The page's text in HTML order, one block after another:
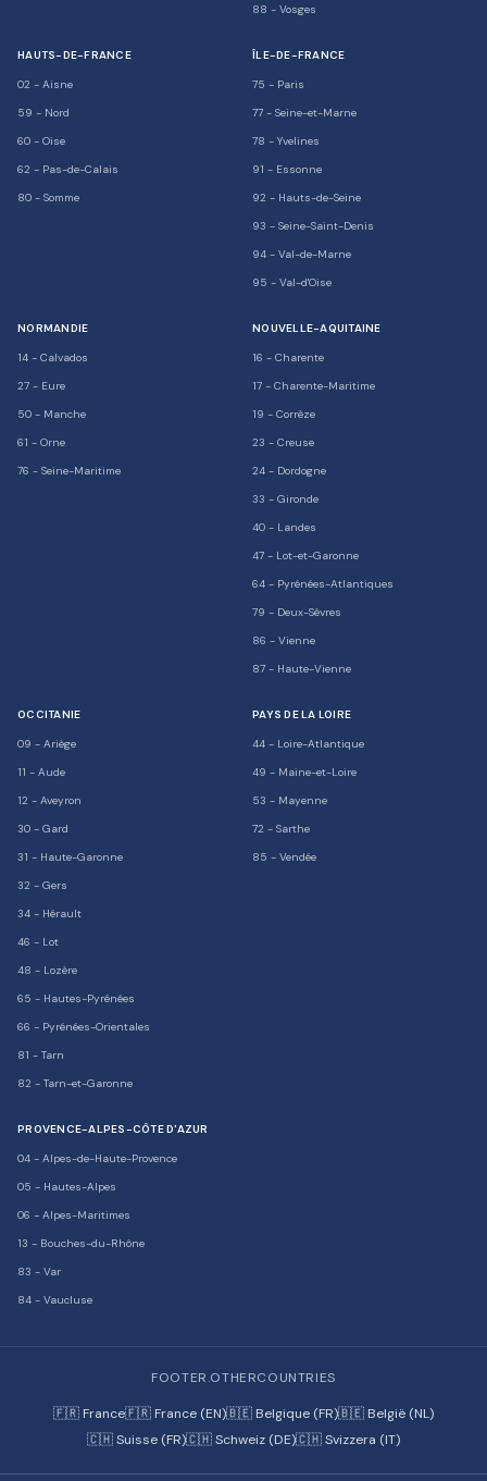
88 - Vosges
HAUTS-DE-FRANCE
02 - Aisne
59 - Nord
60 - Oise
62 - Pas-de-Calais
80 - Somme
ÎLE-DE-FRANCE
75 - Paris
77 - Seine-et-Marne
78 - Yvelines
91 - Essonne
92 - Hauts-de-Seine
93 - Seine-Saint-Denis
94 - Val-de-Marne
95 - Val-d'Oise
NORMANDIE
14 - Calvados
27 - Eure
50 - Manche
61 - Orne
76 - Seine-Maritime
NOUVELLE-AQUITAINE
16 - Charente
17 - Charente-Maritime
19 - Corrèze
23 - Creuse
24 - Dordogne
33 - Gironde
40 - Landes
47 - Lot-et-Garonne
64 - Pyrénées-Atlantiques
79 - Deux-Sèvres
86 - Vienne
87 - Haute-Vienne
OCCITANIE
09 - Ariège
11 - Aude
12 - Aveyron
30 - Gard
31 - Haute-Garonne
32 - Gers
34 - Hérault
46 - Lot
48 - Lozère
65 - Hautes-Pyrénées
66 - Pyrénées-Orientales
81 - Tarn
82 - Tarn-et-Garonne
PAYS DE LA LOIRE
44 - Loire-Atlantique
49 - Maine-et-Loire
53 - Mayenne
72 - Sarthe
85 - Vendée
PROVENCE-ALPES-CÔTE D'AZUR
04 - Alpes-de-Haute-Provence
05 - Hautes-Alpes
06 - Alpes-Maritimes
13 - Bouches-du-Rhône
83 - Var
84 - Vaucluse
FOOTER.OTHERCOUNTRIES
🇫🇷 France🇫🇷 France (EN)🇧🇪 Belgique (FR)🇧🇪 België (NL)
🇨🇭 Suisse (FR)🇨🇭 Schweiz (DE)🇨🇭 Svizzera (IT)